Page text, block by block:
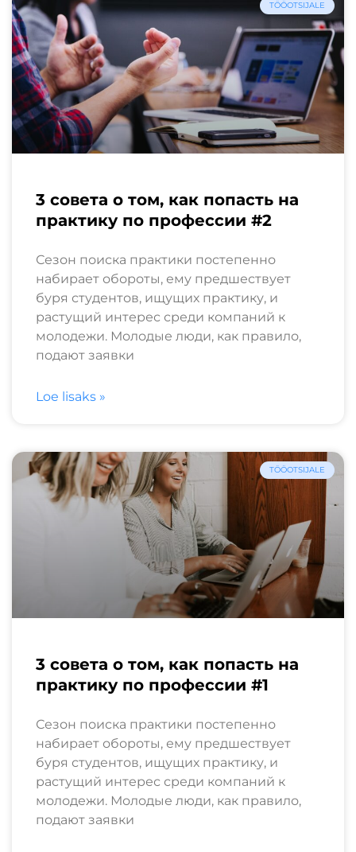
TÖÖOTSIJALE
3 совета о том, как попасть на
практику по профессии #2
Сезон поиска практики постепенно
набирает обороты, ему предшествует
буря студентов, ищущих практику, и
растущий интерес среди компаний к
молодежи. Молодые люди, как правило,
подают заявки
Loe lisaks »
TÖÖOTSIJALE
3 совета о том, как попасть на
практику по профессии #1
Сезон поиска практики постепенно
набирает обороты, ему предшествует
буря студентов, ищущих практику, и
растущий интерес среди компаний к
молодежи. Молодые люди, как правило,
подают заявки